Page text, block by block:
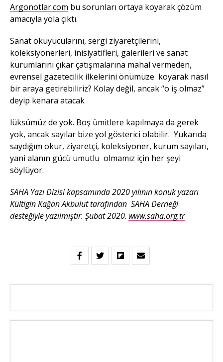
Argonotlar.com bu sorunları ortaya koyarak çözüm
amacıyla yola çıktı.
Sanat okuyucularını, sergi ziyaretçilerini,
koleksiyonerleri, inisiyatifleri, galerileri ve sanat
kurumlarını çıkar çatışmalarına mahal vermeden,
evrensel gazetecilik ilkelerini önümüze koyarak nasıl
bir araya getirebiliriz? Kolay değil, ancak “o iş olmaz”
deyip kenara atacak
lüksümüz de yok. Boş ümitlere kapılmaya da gerek
yok, ancak sayılar bize yol gösterici olabilir. Yukarıda
saydığım okur, ziyaretçi, koleksiyoner, kurum sayıları,
yani alanın gücü umutlu olmamız için her şeyi
söylüyor.
SAHA Yazı Dizisi kapsamında 2020 yılının konuk yazarı
Kültigin Kağan Akbulut tarafından SAHA Derneği
desteğiyle yazılmıştır. Şubat 2020. www.saha.org.tr